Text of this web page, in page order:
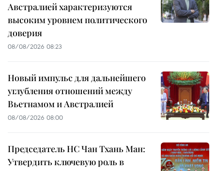
Австралией характеризуются
высоким уровнем политического
доверия
08/08/2026 08:23
Новый импульс для дальнейшего
углубления отношений между
Вьетнамом и Австралией
08/08/2026 08:00
Председатель НС Чан Тхань Ман:
Утвердить ключевую роль в